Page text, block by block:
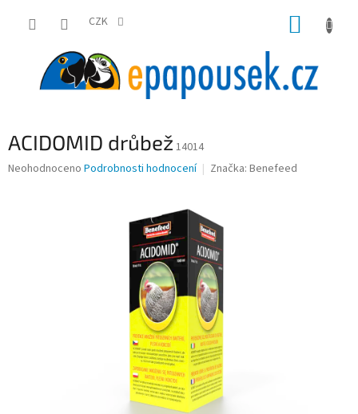
CZK
ACIDOMID drůbež 14014
Průměrné
Neohodnoceno Podrobnosti hodnocení Značka: Benefeed